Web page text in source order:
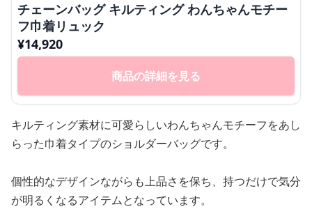
チェーンバッグ キルティング わんちゃんモチー
フ巾着リュック
¥14,920
商品の詳細を見る
キルティング素材に可愛らしいわんちゃんモチーフをあし
らった巾着タイプのショルダーバッグです。
個性的なデザインながらも上品さを保ち、持つだけで気分
が明るくなるアイテムとなっています。